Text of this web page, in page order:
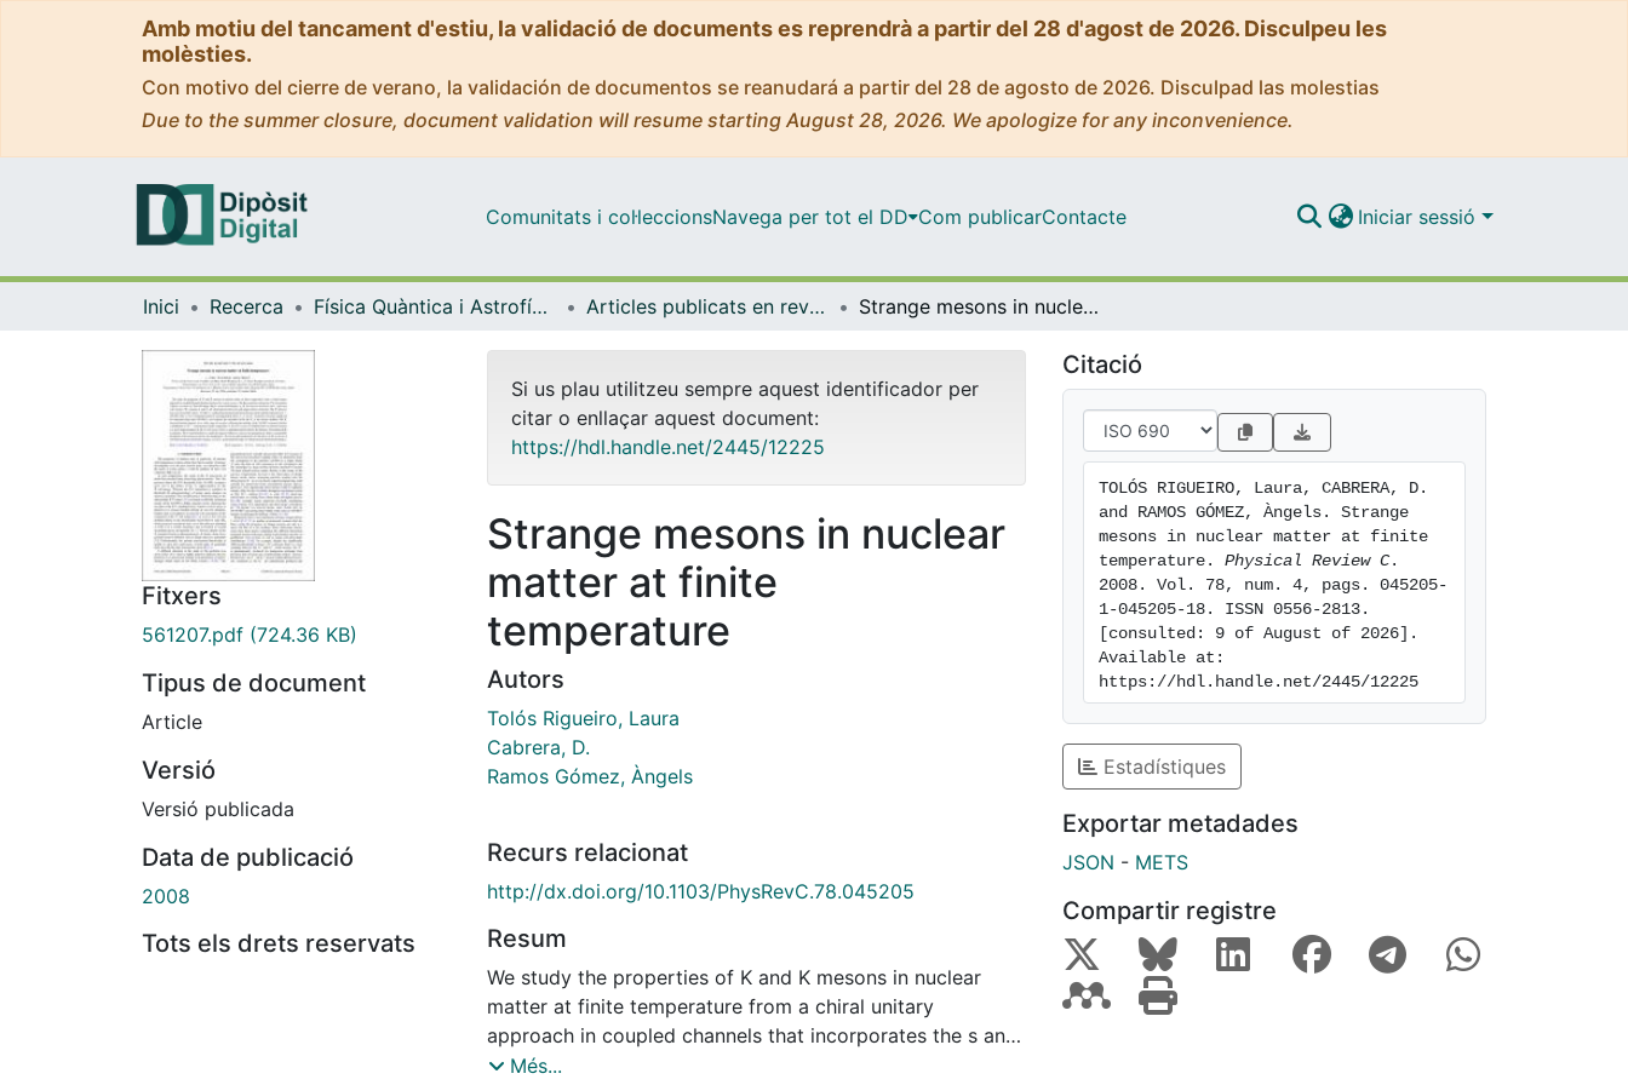
Amb motiu del tancament d'estiu, la validació de documents es reprendrà a partir del 28 d'agost de 2026. Disculpeu les
molèsties.
Con motivo del cierre de verano, la validación de documentos se reanudará a partir del 28 de agosto de 2026. Disculpad las molestias
Due to the summer closure, document validation will resume starting August 28, 2026. We apologize for any inconvenience.
Comunitats i col·leccionsNavega per tot el DD Com publicarContacte Iniciar sessió
Inici Recerca Física Quàntica i Astrofísica Articles publicats en revistes (Física Quàntica i Astrofísica) Strange mesons in nuclear matter at finite temperature
Fitxers
561207.pdf (724.36 KB)
Tipus de document
Article
Versió
Versió publicada
Data de publicació
2008
Tots els drets reservats
Si us plau utilitzeu sempre aquest identificador per
citar o enllaçar aquest document:
https://hdl.handle.net/2445/12225
Strange mesons in nuclear
matter at finite
temperature
Autors
Tolós Rigueiro, Laura
Cabrera, D.
Ramos Gómez, Àngels
Recurs relacionat
http://dx.doi.org/10.1103/PhysRevC.78.045205
Resum
We study the properties of K and K mesons in nuclear
matter at finite temperature from a chiral unitary
approach in coupled channels that incorporates the s and
p waves of the kaon-nucleon interaction. The in-medium
Més...
Citació
TOLÓS RIGUEIRO, Laura, CABRERA, D.
and RAMOS GÓMEZ, Àngels. Strange
mesons in nuclear matter at finite
temperature. Physical Review C .
2008. Vol. 78, num. 4, pags. 045205-
1-045205-18. ISSN 0556-2813.
[consulted: 9 of August of 2026].
Available at:
https://hdl.handle.net/2445/12225
Estadístiques
Exportar metadades
JSON - METS
Compartir registre